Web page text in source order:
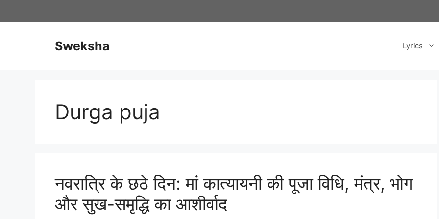
Sweksha Lyrics
Durga puja
नवरात्रि के छठे दिन: मां कात्यायनी की पूजा विधि, मंत्र, भोग
और सुख-समृद्धि का आशीर्वाद